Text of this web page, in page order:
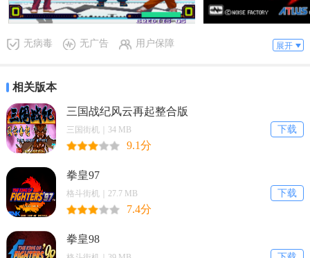
无病毒 无广告 用户保障 展开
相关版本
三国战纪风云再起整合版
下载
三国街机｜34 MB
9.1分
拳皇97
下载
格斗街机｜27.7 MB
7.4分
拳皇98